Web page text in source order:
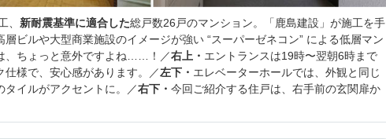
、 新耐震基準に適合した総戸数26戸のマンション。「鹿島建設」が施工を手
層ビルや大型商業施設のイメージが強い “スーパーゼネコン” による低層マン
、ちょっと意外ですよね……！／右上・ エントランスは19時〜翌朝6時まで
仕様で、安心感があります。／左下・ エレベーターホールでは、外観と同じ
タイルがアクセントに。／右下・ 今回ご紹介する住戸は、右手前の玄関扉か